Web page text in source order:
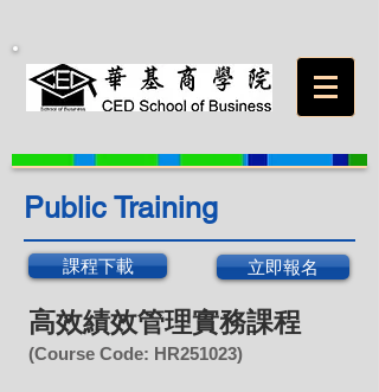
Public Training
課程下載 立即報名
高效績效管理實務課程
(Course Code: HR251023)